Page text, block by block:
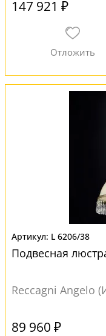
147 921 ₽
L 6206/38
Подвесная
Reccagni Angelo
89 960 ₽